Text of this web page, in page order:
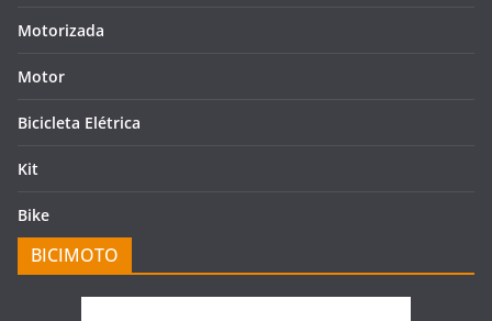
Motorizada
Motor
Bicicleta Elétrica
Kit
Bike
BICIMOTO